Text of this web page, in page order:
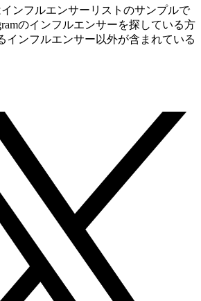
ンフルエンサーリストのサンプルで
のインフルエンサーを探している方
インフルエンサー以外が含まれている